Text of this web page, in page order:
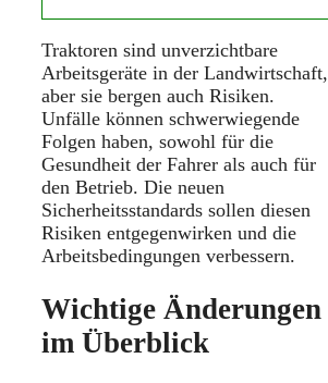
Traktoren sind unverzichtbare
Arbeitsgeräte in der Landwirtschaft,
aber sie bergen auch Risiken.
Unfälle können schwerwiegende
Folgen haben, sowohl für die
Gesundheit der Fahrer als auch für
den Betrieb. Die neuen
Sicherheitsstandards sollen diesen
Risiken entgegenwirken und die
Arbeitsbedingungen verbessern.
Wichtige Änderungen
im Überblick